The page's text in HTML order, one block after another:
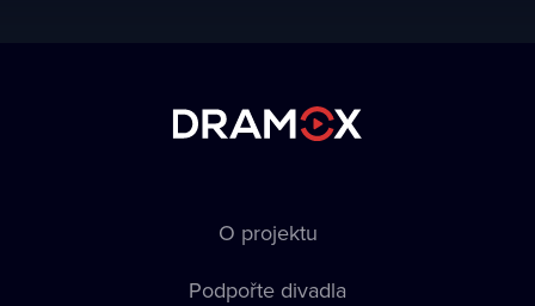
O projektu
Podpořte divadla